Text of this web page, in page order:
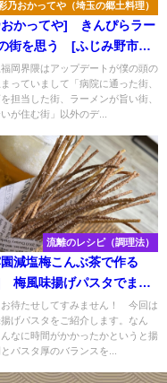
乃おかってや（埼玉の郷土料理）
おかってや] きんぴらラー
街を思う [ふじみ野市上
岡界隈はアップデートが僕の頭の
っていまして「病院に通った街、
担当した街、ラーメンが旨い街、
が住む街」以外のデ...
流離のレシピ（調理法）
減塩梅こんぶ茶で作る
梅風味揚げパスタでまっ
した夜を... [玉露園こん
員会]
待たせしてすみません！ 今回は
げパスタをご紹介します。なん
なに時間がかかったかというと揚
パスタ厚のバランスを...